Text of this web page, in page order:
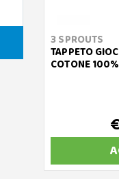
3 SPROUTS
TAPPETO
COTONE